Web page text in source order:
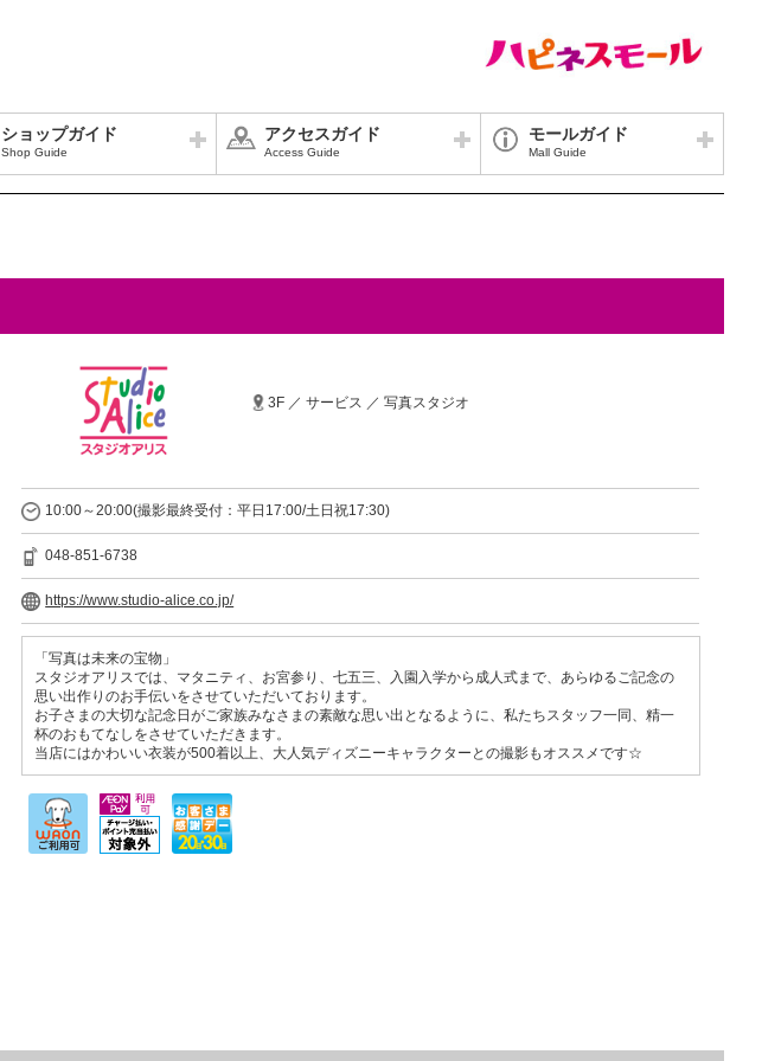
ショップガイド
Shop Guide
アクセスガイド
Access Guide
モールガイド
Mall Guide
3F ／ サービス ／ 写真スタジオ
10:00～20:00(撮影最終受付：平日17:00/土日祝17:30)
048-851-6738
https://www.studio-alice.co.jp/
「写真は未来の宝物」
スタジオアリスでは、マタニティ、お宮参り、七五三、入園入学から成人式まで、あらゆるご記念の
思い出作りのお手伝いをさせていただいております。
お子さまの大切な記念日がご家族みなさまの素敵な思い出となるように、私たちスタッフ一同、精一
杯のおもてなしをさせていただきます。
当店にはかわいい衣装が500着以上、大人気ディズニーキャラクターとの撮影もオススメです☆